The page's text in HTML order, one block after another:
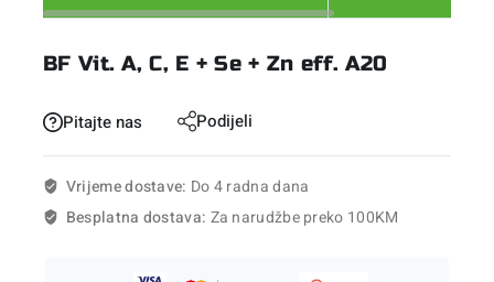
BF Vit. A, C, E + Se + Zn eff. A20
Pitajte nas Podijeli
Vrijeme dostave: Do 4 radna dana
Besplatna dostava: Za narudžbe preko 100KM